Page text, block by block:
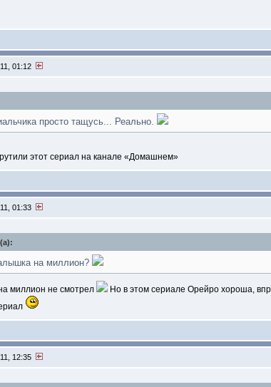
01:12
просто тащусь... Реально.
этот сериал на канале «Домашнем»
01:33
на миллион?
миллион не смотрел
Но в этом сериале Орейро хороша,
12:35